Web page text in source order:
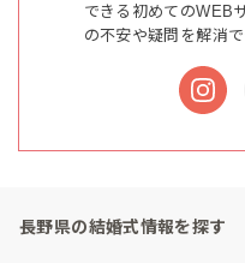
できる初めてのWEB
の不安や疑問を解消
長野県の結婚式情報を探す